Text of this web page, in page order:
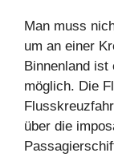
Man muss
um an einer
Binnenland ist
möglich. Die
über die